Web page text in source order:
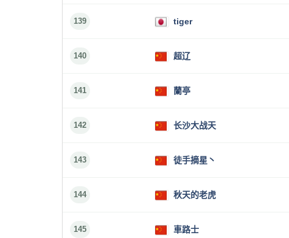
139 tiger
140 超辽
141 蘭亭
142 长沙大战天
143 徒手摘星丶
144 秋天的老虎
145 車路士